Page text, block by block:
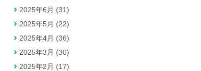
2025年6月 (31)
2025年5月 (22)
2025年4月 (36)
2025年3月 (30)
2025年2月 (17)